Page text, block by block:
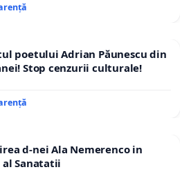
poetului Adrian Păunescu din
Stop cenzurii culturale!
d-nei Ala Nemerenco in
Sanatatii